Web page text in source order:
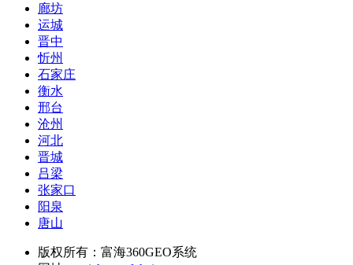
廊坊
运城
晋中
忻州
石家庄
衡水
邢台
沧州
河北
晋城
吕梁
张家口
阳泉
唐山
版权所有：富海360GEO系统